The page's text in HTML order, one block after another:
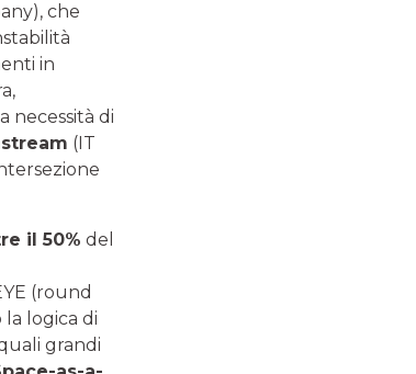
che
in
necessità di
(IT
il 50% del
(round
logica di
grandi